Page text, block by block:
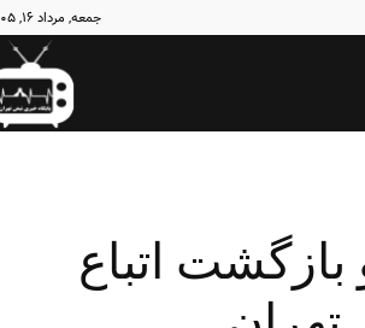
جمعه, مرداد ۱۶, ۱۴۰۵
اتباع